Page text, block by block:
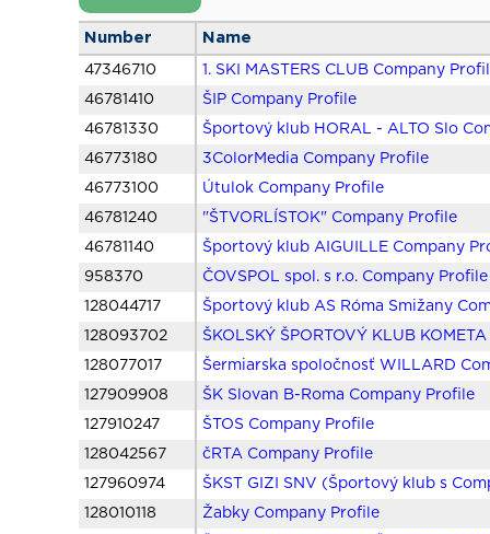
Number Name
47346710
1. SKI MASTERS CLUB Company
46781410
ŠIP Company Profile
46781330
Športový klub HORAL - ALTO Slo
46773180
3ColorMedia Company Profile
46773100
Útulok Company Profile
46781240
"ŠTVORLÍSTOK" Company Profile
46781140
Športový klub AIGUILLE Company
958370
ČOVSPOL spol. s r.o. Company Profile
128044717
Športový klub AS Róma Smižany
128093702
ŠKOLSKÝ ŠPORTOVÝ KLUB
128077017
Šermiarska spoločnosť WILLARD
127909908
ŠK Slovan B-Roma Company Profile
127910247
ŠTOS Company Profile
128042567
čRTA Company Profile
127960974
ŠKST GIZI SNV (Športový klub s
128010118
Žabky Company Profile